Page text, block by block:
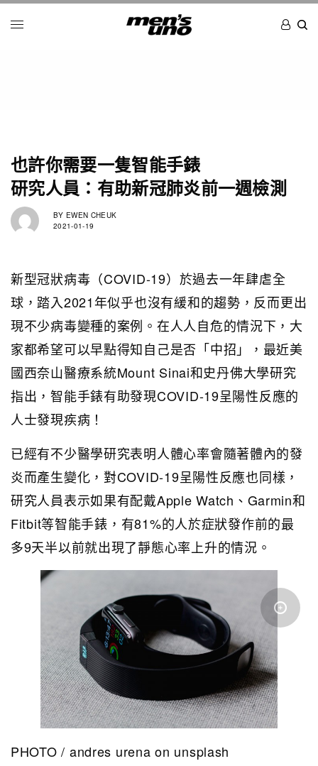
也許你需要一隻智能手錶
研究人員：有助新冠肺炎前一週檢測
BY EWEN CHEUK
2021-01-19
新型冠狀病毒（COVID-19）於過去一年肆虐全
球，踏入2021年似乎也沒有緩和的趨勢，反而更出
現不少病毒變種的案例。在人人自危的情況下，大
家都希望可以早點得知自己是否「中招」，最近美
國西奈山醫療系統Mount Sinai和史丹佛大學研究
指出，智能手錶有助發現COVID-19呈陽性反應的
人士發現疾病！
已經有不少醫學研究表明人體心率會隨著體內的發
炎而產生變化，對COVID-19呈陽性反應也同樣，
研究人員表示如果有配戴Apple Watch、Garmin和
Fitbit等智能手錶，有81%的人於症狀發作前的最
多9天半以前就出現了靜態心率上升的情況。
PHOTO / andres urena on unsplash